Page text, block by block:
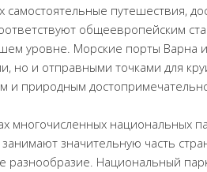
путешествия,
общеевропейским
уровне. Морские порты Варна
но и отправными точками для
и природным
многочисленных национальных
значительную часть
разнообразие. Национальный